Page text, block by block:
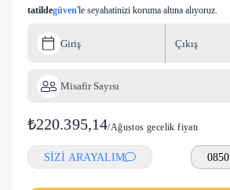
tatildegüven'le seyahatinizi koruma altına alıyoruz.
Giriş Çıkış
Misafir Sayısı
₺220.395,14/Ağustos gecelik fiyatı
SİZİ ARAYALIM